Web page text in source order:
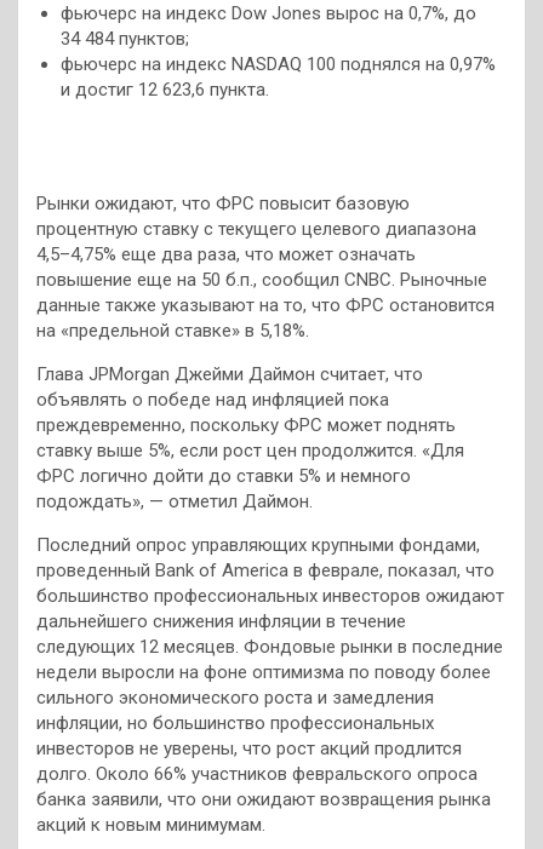
фьючерс на индекс Dow Jones вырос на 0,7%, до
34 484 пунктов;
фьючерс на индекс NASDAQ 100 поднялся на 0,97%
и достиг 12 623,6 пункта.
Рынки ожидают, что ФРС повысит базовую
процентную ставку с текущего целевого диапазона
4,5–4,75% еще два раза, что может означать
повышение еще на 50 б.п., сообщил CNBC. Рыночные
данные также указывают на то, что ФРС остановится
на «предельной ставке» в 5,18%.
Глава JPMorgan Джейми Даймон считает, что
объявлять о победе над инфляцией пока
преждевременно, поскольку ФРС может поднять
ставку выше 5%, если рост цен продолжится. «Для
ФРС логично дойти до ставки 5% и немного
подождать», — отметил Даймон.
Последний опрос управляющих крупными фондами,
проведенный Bank of America в феврале, показал, что
большинство профессиональных инвесторов ожидают
дальнейшего снижения инфляции в течение
следующих 12 месяцев. Фондовые рынки в последние
недели выросли на фоне оптимизма по поводу более
сильного экономического роста и замедления
инфляции, но большинство профессиональных
инвесторов не уверены, что рост акций продлится
долго. Около 66% участников февральского опроса
банка заявили, что они ожидают возвращения рынка
акций к новым минимумам.